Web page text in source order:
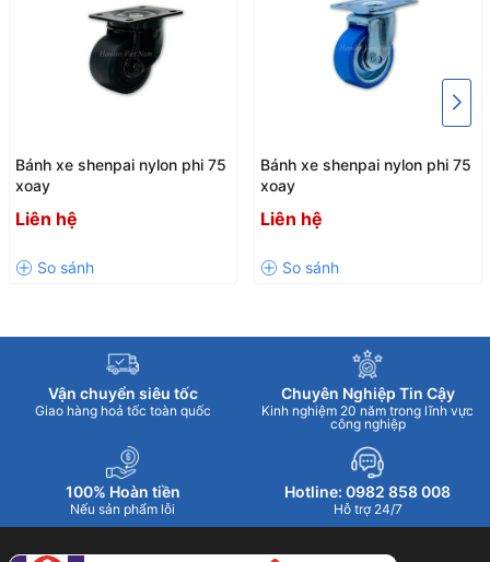
Bánh xe shenpai nylon phi 75
xoay
Liên hệ
Bánh xe shenpai nylon phi 75
xoay
Liên hệ
Vận chuyển siêu tốc
Giao hàng hoả tốc toàn quốc
Chuyên Nghiệp Tin Cậy
Kinh nghiệm 20 năm trong lĩnh vực
công nghiệp
100% Hoàn tiền
Nếu sản phẩm lỗi
Hotline: 0982 858 008
Hỗ trợ 24/7